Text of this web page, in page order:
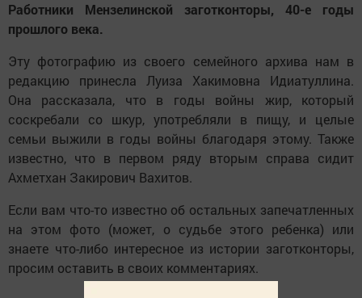
Работники Мензелинской заготконторы, 40-е годы
прошлого века.
Эту фотографию из своего семейного архива нам в
редакцию принесла Луиза Хакимовна Идиатуллина.
Она рассказала, что в годы войны жир, который
соскребали со шкур, употребляли в пищу, и целые
семьи выжили в годы войны благодаря этому. Также
известно, что в первом ряду вторым справа сидит
Ахметхан Закирович Вахитов.
Если вам что-то известно об остальных запечатленных
на этом фото (может, о судьбе этого ребенка) или
знаете что-либо интересное из истории заготконторы,
просим оставить в своих комментариях.